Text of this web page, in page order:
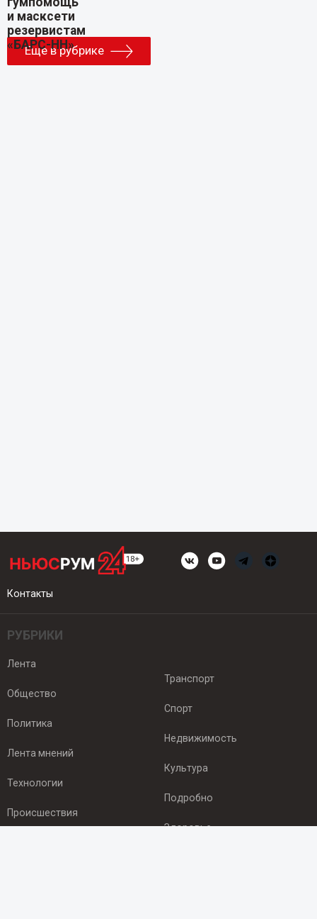
Еще в рубрике
Контакты
РУБРИКИ
Лента
Общество
Политика
Лента мнений
Технологии
Происшествия
Транспорт
Спорт
Недвижимость
Культура
Подробно
Здоровье